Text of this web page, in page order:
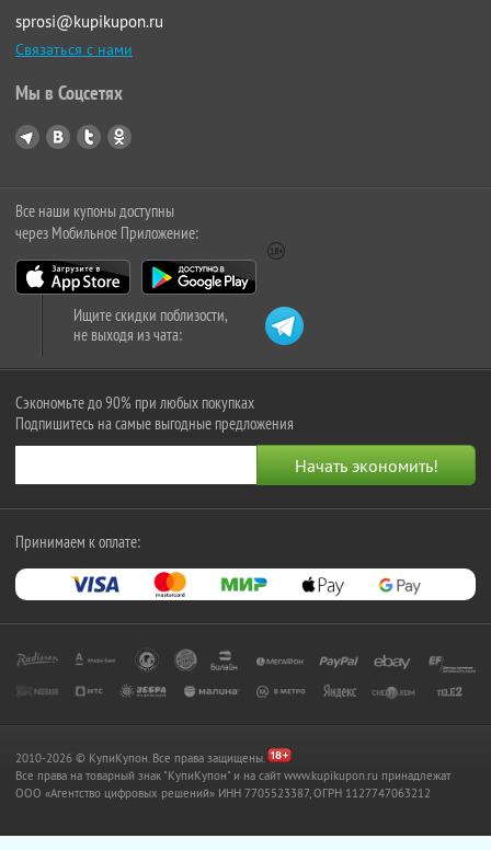
sprosi@kupikupon.ru
Связаться с нами
Мы в Соцсетях
Все наши купоны доступны
через Мобильное Приложение:
Ищите скидки поблизости,
не выходя из чата:
Сэкономьте до 90% при любых покупках
Подпишитесь на самые выгодные предложения
Принимаем к оплате:
2010-2026 © КупиКупон. Все права защищены.
Все права на товарный знак "КупиКупон" и на сайт www.kupikupon.ru принадлежат
OOO «Агентство цифровых решений» ИНН 7705523387, ОГРН 1127747063212